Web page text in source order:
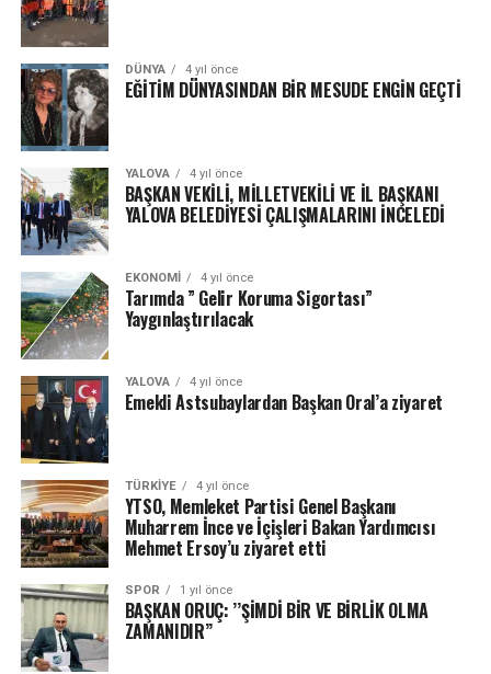
DÜNYA 4 yıl önce
EĞİTİM DÜNYASINDAN BİR MESUDE ENGİN GEÇTİ
YALOVA 4 yıl önce
BAŞKAN VEKİLİ, MİLLETVEKİLİ VE İL BAŞKANI
YALOVA BELEDİYESİ ÇALIŞMALARINI İNCELEDİ
EKONOMI 4 yıl önce
Tarımda ” Gelir Koruma Sigortası”
Yaygınlaştırılacak
YALOVA 4 yıl önce
Emekli Astsubaylardan Başkan Oral’a ziyaret
TÜRKIYE 4 yıl önce
YTSO, Memleket Partisi Genel Başkanı
Muharrem İnce ve İçişleri Bakan Yardımcısı
Mehmet Ersoy’u ziyaret etti
SPOR 1 yıl önce
BAŞKAN ORUÇ: ’’ŞİMDİ BİR VE BİRLİK OLMA
ZAMANIDIR’’